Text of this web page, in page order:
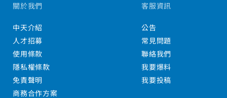
關於我們
中天介紹
人才招募
使用條款
隱私權條款
免責聲明
商務合作方案
客服資訊
公告
常見問題
聯絡我們
我要爆料
我要投稿